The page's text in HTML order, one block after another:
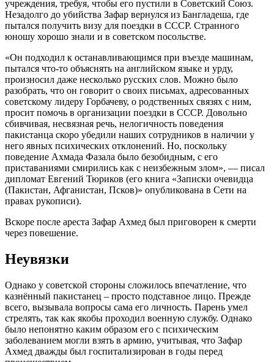
учреждения, требуя, чтобы его пустили в Советский Союз.
Незадолго до убийства Зафар вернулся из Бангладеша, где
пытался получить визу для поездки в СССР. Странного
юношу хорошо знали и в советском посольстве.
«Он подходил к останавливающимся при въезде машинам,
пытался что-то объяснять на английском языке и урду,
произносил даже несколько русских слов. Можно было
разобрать, что он говорит о своих письмах, адресованных
советскому лидеру Горбачеву, о родственных связях с ним,
просит помочь в организации поездки в СССР. Довольно
сбивчивая, несвязная речь, нелогичность поведения
пакистанца скоро убедили наших сотрудников в наличии у
него явных психических отклонений. Но, поскольку
поведение Ахмада Фазала было безобидным, с его
приставаниями смирились как с неизбежным злом», — писал
дипломат Евгений Тюриков (его книга «Записки очевидца
(Пакистан, Афганистан, Псков)» опубликована в Сети на
правах рукописи).
Вскоре после ареста Зафар Ахмед был приговорен к смерти
через повешение.
Неувязки
Однако у советской стороны сложилось впечатление, что
казнённый пакистанец – просто подставное лицо. Прежде
всего, вызывала вопросы сама его личность. Парень умел
стрелять, так как якобы проходил военную службу. Однако
было непонятно каким образом его с психическим
заболеванием могли взять в армию, учитывая, что Зафар
Ахмед дважды был госпитализирован в годы перед